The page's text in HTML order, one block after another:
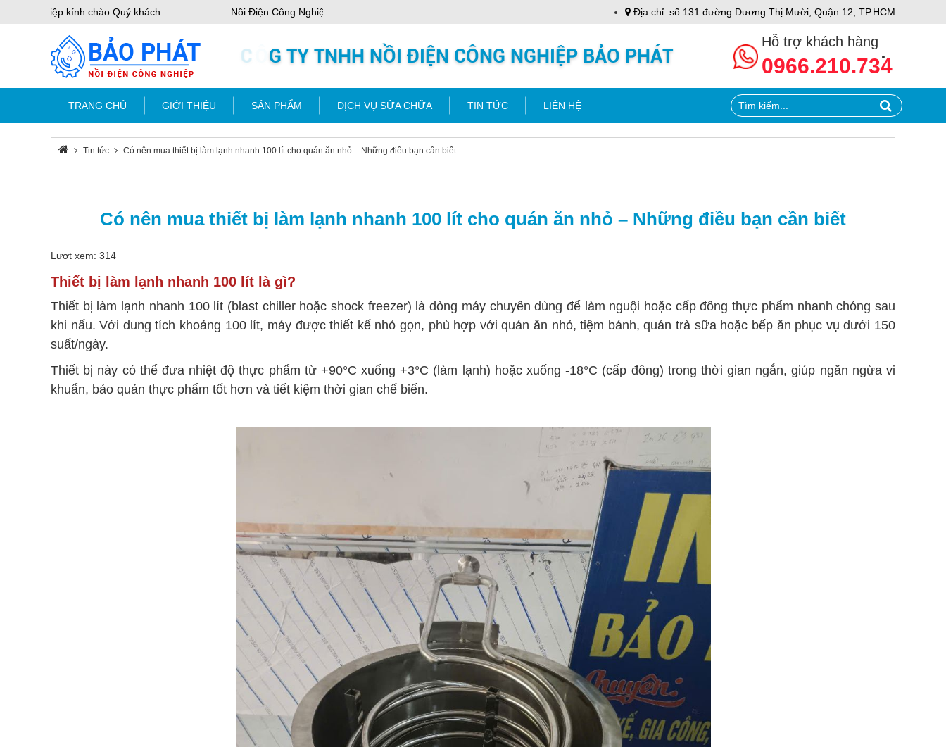
Nghiệp kính chào Quý khách Nồi Điện Công Nghiệp kính chào Quý khách Nồi Điện Công Nghiệp kính chào Quý kháchĐịa chỉ: số 131 đường Dương Thị Mười, Quận 12, TP.HCM
Hỗ trợ khách hàng
0966.210.734
TRANG CHỦ GIỚI THIỆU SẢN PHẨM DỊCH VỤ SỬA CHỮA TIN TỨC LIÊN HỆ
Tin tức Có nên mua thiết bị làm lạnh nhanh 100 lít cho quán ăn nhỏ – Những điều bạn cần biết
Có nên mua thiết bị làm lạnh nhanh 100 lít cho quán ăn nhỏ – Những điều bạn cần biết
Lượt xem: 314
Thiết bị làm lạnh nhanh 100 lít là gì?
Thiết bị làm lạnh nhanh 100 lít (blast chiller hoặc shock freezer) là dòng máy chuyên dùng để làm nguội hoặc cấp đông thực phẩm nhanh chóng sau
khi nấu. Với dung tích khoảng 100 lít, máy được thiết kế nhỏ gọn, phù hợp với quán ăn nhỏ, tiệm bánh, quán trà sữa hoặc bếp ăn phục vụ dưới 150
suất/ngày.
Thiết bị này có thể đưa nhiệt độ thực phẩm từ +90°C xuống +3°C (làm lạnh) hoặc xuống -18°C (cấp đông) trong thời gian ngắn, giúp ngăn ngừa vi
khuẩn, bảo quản thực phẩm tốt hơn và tiết kiệm thời gian chế biến.